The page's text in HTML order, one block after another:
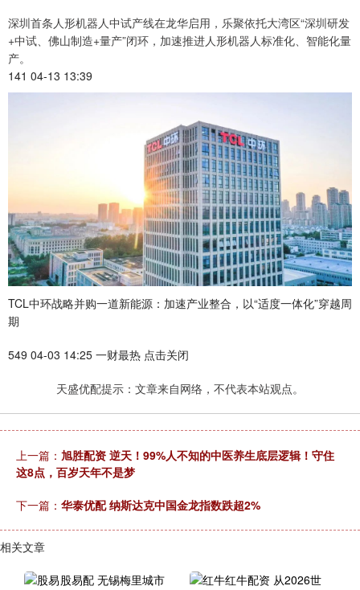
深圳首条人形机器人中试产线在龙华启用，乐聚依托大湾区“深圳研发
+中试、佛山制造+量产”闭环，加速推进人形机器人标准化、智能化量
产。
141 04-13 13:39
TCL中环战略并购一道新能源：加速产业整合，以“适度一体化”穿越周
期
549 04-03 14:25 一财最热 点击关闭
天盛优配提示：文章来自网络，不代表本站观点。
上一篇： 旭胜配资 逆天！99%人不知的中医养生底层逻辑！守住
这8点，百岁天年不是梦
下一篇： 华泰优配 纳斯达克中国金龙指数跌超2%
相关文章
股易配 无锡梅里城市
红牛配资 从2026世